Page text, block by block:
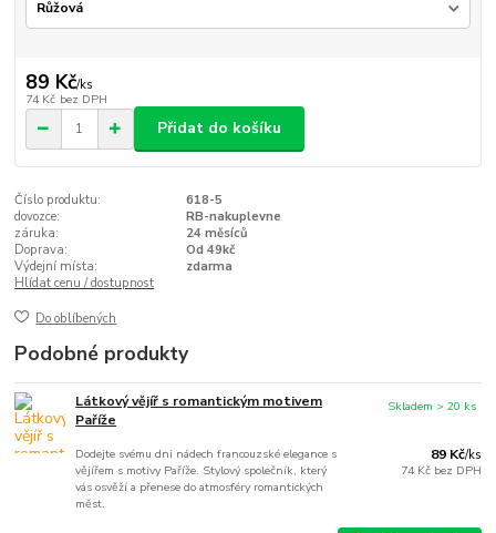
89 Kč/ks
74 Kč bez DPH
Přidat do košíku
Číslo produktu:
618-5
dovozce:
RB-nakuplevne
záruka:
24 měsíců
Doprava:
Od 49kč
Výdejní místa:
zdarma
Hlídat cenu / dostupnost
Do oblíbených
Podobné produkty
Látkový vějíř s romantickým motivem
Paříže
Dodejte svému dni nádech francouzské elegance s
vějířem s motivy Paříže. Stylový společník, který
vás osvěží a přenese do atmosféry romantických
měst.
89 Kč/ks
74 Kč bez DPH
Skladem > 20 ks